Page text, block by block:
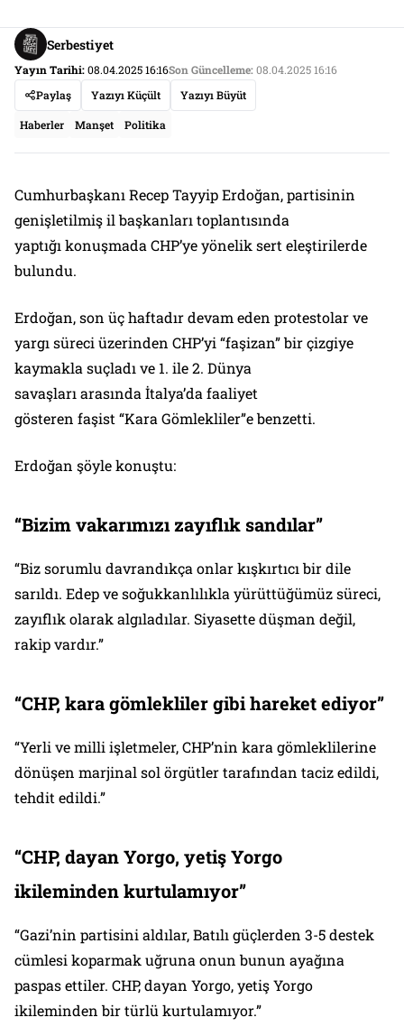
Serbestiyet
Yayın Tarihi:08.04.2025 16:16Son Güncelleme:08.04.2025 16:16
Paylaş
Yazıyı Küçült Yazıyı Büyüt
Haberler Manşet Politika
Cumhurbaşkanı Recep Tayyip Erdoğan, partisinin
genişletilmiş il başkanları toplantısında
yaptığı konuşmada CHP’ye yönelik sert eleştirilerde
bulundu.
Erdoğan, son üç haftadır devam eden protestolar ve
yargı süreci üzerinden CHP’yi “faşizan” bir çizgiye
kaymakla suçladı ve 1. ile 2. Dünya
savaşları arasında İtalya’da faaliyet
gösteren faşist “Kara Gömlekliler”e benzetti.
Erdoğan şöyle konuştu:
“Bizim vakarımızızayıflık sandılar”
“Biz sorumlu davrandıkça onlar kışkırtıcı bir dile
sarıldı. Edep ve soğukkanlılıkla yürüttüğümüz süreci,
zayıflık olarak algıladılar. Siyasette düşman değil,
rakip vardır.”
“CHP, kara gömlekliler gibi hareket ediyor”
“Yerli ve milli işletmeler, CHP’nin kara gömleklilerine
dönüşen marjinal sol örgütler tarafından taciz edildi,
tehdit edildi.”
“CHP, dayan Yorgo, yetişYorgo
ikileminden kurtulamıyor”
“Gazi’nin partisini aldılar, Batılı güçlerden 3-5 destek
cümlesi koparmak uğruna onun bunun ayağına
paspas ettiler. CHP, dayan Yorgo, yetiş Yorgo
ikileminden bir türlü kurtulamıyor.”